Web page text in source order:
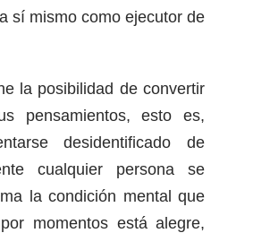
sí mismo como ejecutor de
la posibilidad de convertir
pensamientos, esto es,
desidentificado de
cualquier persona se
la condición mental que
momentos está alegre,